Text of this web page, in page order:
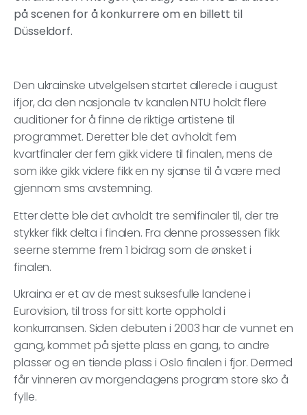
på scenen for å konkurrere om en billett til
Düsseldorf.
Den ukrainske utvelgelsen startet allerede i august
ifjor, da den nasjonale tv kanalen NTU holdt flere
auditioner for å finne de riktige artistene til
programmet. Deretter ble det avholdt fem
kvartfinaler der fem gikk videre til finalen, mens de
som ikke gikk videre fikk en ny sjanse til å være med
gjennom sms avstemning.
Etter dette ble det avholdt tre semifinaler til, der tre
stykker fikk delta i finalen. Fra denne prossessen fikk
seerne stemme frem 1 bidrag som de ønsket i
finalen.
Ukraina er et av de mest suksesfulle landene i
Eurovision, til tross for sitt korte opphold i
konkurransen. Siden debuten i 2003 har de vunnet en
gang, kommet på sjette plass en gang, to andre
plasser og en tiende plass i Oslo finalen i fjor. Dermed
får vinneren av morgendagens program store sko å
fylle.